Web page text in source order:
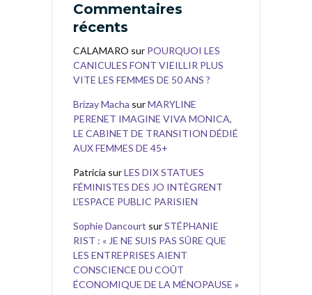
Commentaires
récents
CALAMARO sur POURQUOI LES
CANICULES FONT VIEILLIR PLUS
VITE LES FEMMES DE 50 ANS ?
Brizay Macha surMARYLINE
PERENET IMAGINE VIVA MONICA,
LE CABINET DE TRANSITION DÉDIÉ
AUX FEMMES DE 45+
Patricia surLES DIX STATUES
FÉMINISTES DES JO INTÈGRENT
L’ESPACE PUBLIC PARISIEN
Sophie Dancourt surSTÉPHANIE
RIST : « JE NE SUIS PAS SÛRE QUE
LES ENTREPRISES AIENT
CONSCIENCE DU COÛT
ÉCONOMIQUE DE LA MÉNOPAUSE »